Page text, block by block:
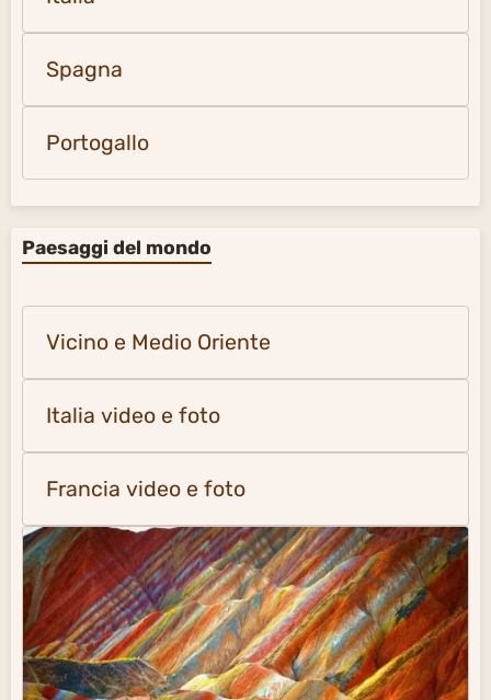
Spagna
Portogallo
Paesaggi del mondo
Vicino e Medio Oriente
Italia video e foto
Francia video e foto